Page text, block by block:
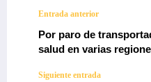
Entrada anterior
Por paro de
salud en varias
Siguiente entrada